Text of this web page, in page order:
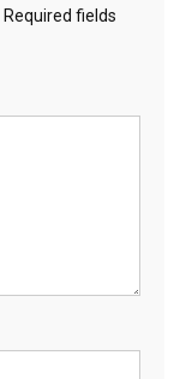
Required fields